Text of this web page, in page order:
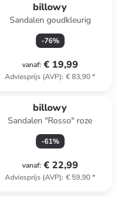
billowy
Sandalen goudkleurig
-76%
vanaf: € 19,99
Adviesprijs (AVP): € 83,90*
billowy
Sandalen "Rosso" roze
-61%
vanaf: € 22,99
Adviesprijs (AVP): € 59,90*